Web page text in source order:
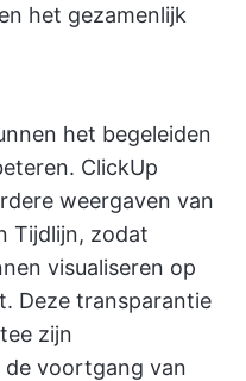
het gezamenlijk
het begeleiden
ClickUp
weergaven van
Tijdlijn, zodat
visualiseren op
Deze transparantie
zijn
voortgang van